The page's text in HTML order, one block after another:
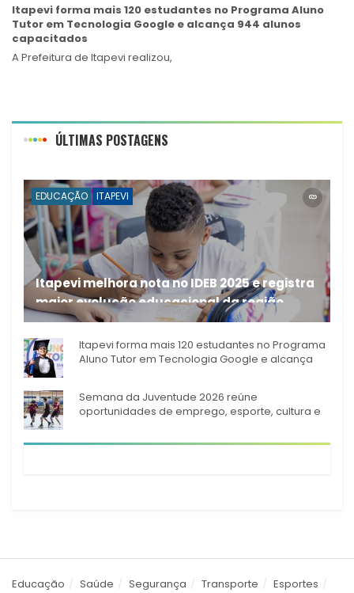
Itapevi forma mais 120 estudantes no Programa Aluno
Tutor em Tecnologia Google e alcança 944 alunos
capacitados
A Prefeitura de Itapevi realizou,
ÚLTIMAS POSTAGENS
EDUCAÇÃO ITAPEVI
Itapevi melhora nota no IDEB 2025 e registra
maior evolução educacional da região
A rede municipal de ensino
Itapevi forma mais 120 estudantes no Programa
Aluno Tutor em Tecnologia Google e alcança
Semana da Juventude 2026 reúne
oportunidades de emprego, esporte, cultura e
Educação Saúde Segurança Transporte
Esportes